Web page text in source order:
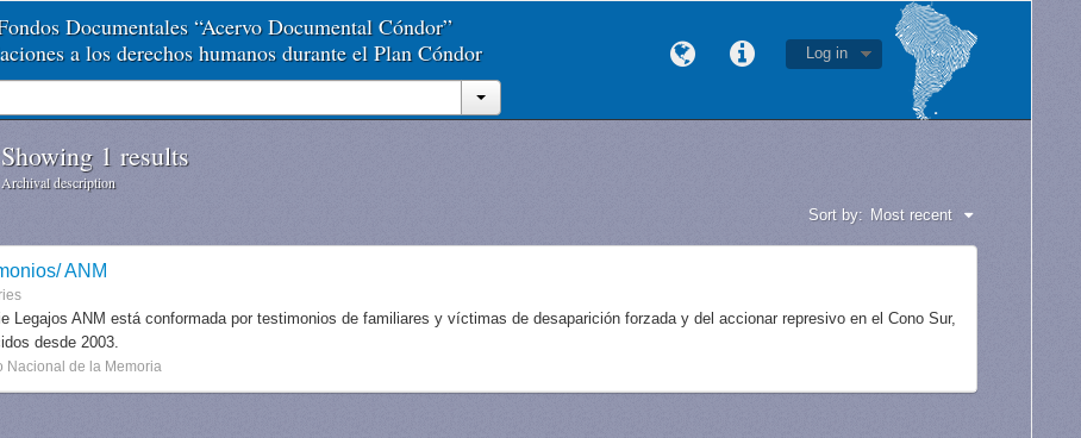
Documentales “Acervo Documental Cóndor”
a los derechos humanos durante el Plan Cóndor
Log in
Showing 1 results
Archival description
Sort by: Most recent
ANM
Legajos ANM está conformada por testimonios de familiares y víctimas de desaparición forzada y del accionar represivo en el Cono Sur,
desde 2003.
Nacional de la Memoria